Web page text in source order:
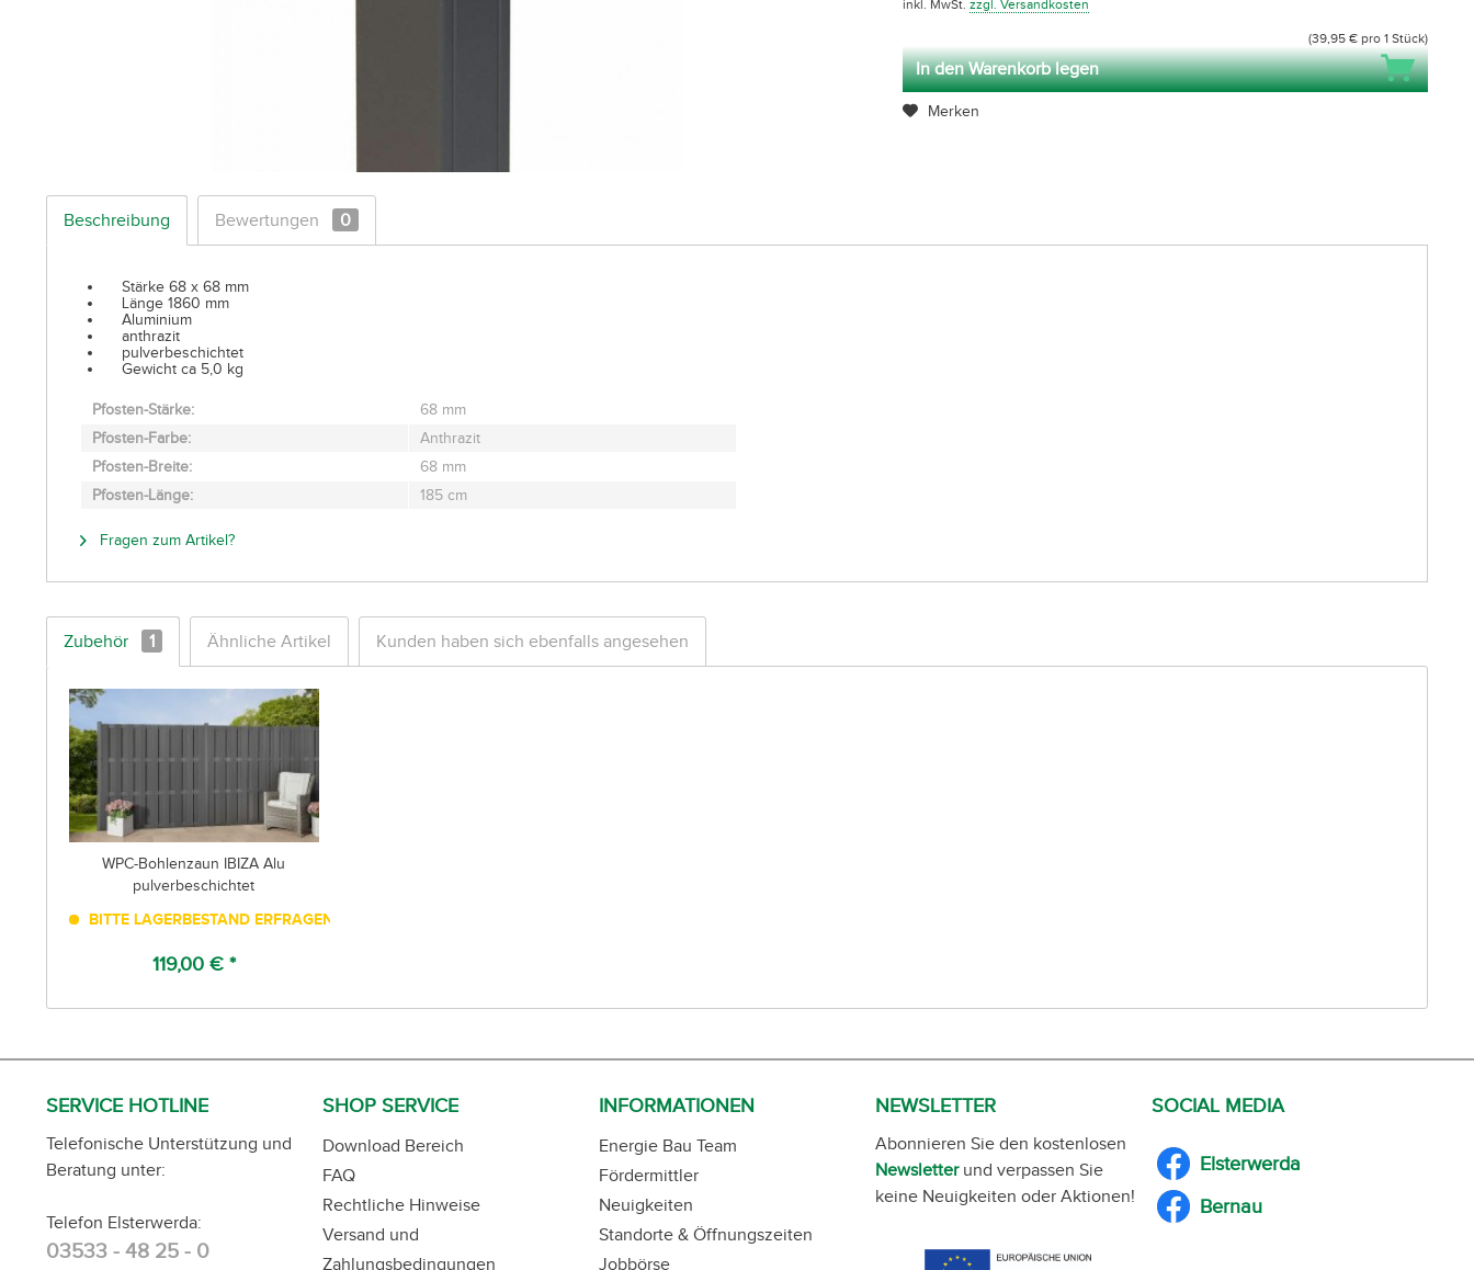
inkl. MwSt.zzgl. Versandkosten
(39,95 € pro 1 Stück)
In den Warenkorb legen
Merken
Beschreibung Bewertungen 0
Stärke 68 x 68 mm
Länge 1860 mm
Aluminium
anthrazit
pulverbeschichtet
Gewicht ca 5,0 kg
Pfosten-Stärke:
68 mm
Pfosten-Farbe:
Anthrazit
Pfosten-Breite:
68 mm
Pfosten-Länge:
185 cm
Fragen zum Artikel?
Zubehör 1 Ähnliche Artikel Kunden haben sich ebenfalls angesehen
WPC-Bohlenzaun IBIZA Alu
pulverbeschichtet
BITTE LAGERBESTAND ERFRAGEN!
119,00 € *
SERVICE HOTLINE
Telefonische Unterstützung und
Beratung unter:
Telefon Elsterwerda:
03533 - 48 25 - 0
SHOP SERVICE
Download Bereich
FAQ
Rechtliche Hinweise
Versand und
Zahlungsbedingungen
INFORMATIONEN
Energie Bau Team
Fördermittler
Neuigkeiten
Standorte & Öffnungszeiten
Jobbörse
NEWSLETTER
Abonnieren Sie den kostenlosen
Newsletterund verpassen Sie
keine Neuigkeiten oder Aktionen!
SOCIAL MEDIA
Elsterwerda
Bernau